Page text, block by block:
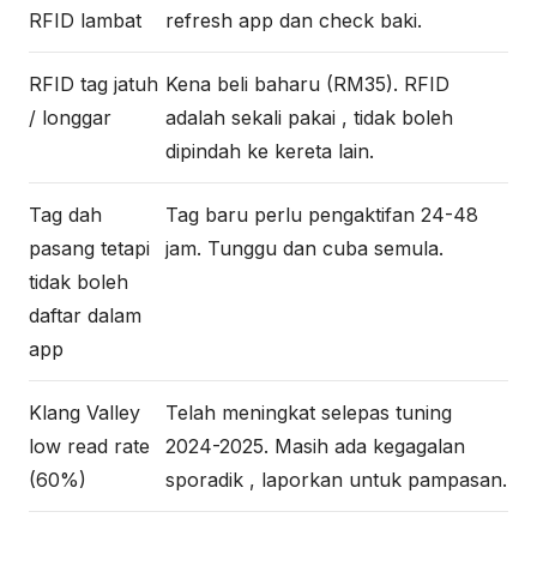
RFID lambat
refresh app dan check baki.
RFID tag jatuh
/ longgar
Kena beli baharu (RM35). RFID
adalah sekali pakai , tidak boleh
dipindah ke kereta lain.
Tag dah
pasang tetapi
tidak boleh
daftar dalam
app
Tag baru perlu pengaktifan 24-48
jam. Tunggu dan cuba semula.
Klang Valley
low read rate
(60%)
Telah meningkat selepas tuning
2024-2025. Masih ada kegagalan
sporadik , laporkan untuk pampasan.